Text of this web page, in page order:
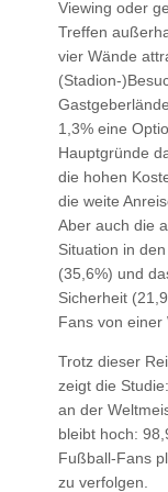
Viewing oder
Treffen
vier Wände
(Stadion-
1,3% eine
Hauptgründe
die hohen
die weite
Aber auch die
Situation in
(35,6%) und
Sicherheit
Fans von einer
Trotz dieser
zeigt die
an der
bleibt hoch:
Fußball-Fans
zu verfolgen.